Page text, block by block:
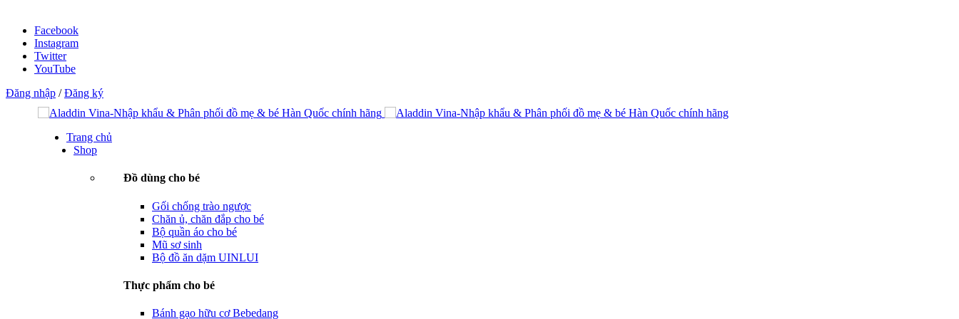
Facebook
Instagram
Twitter
YouTube
Đăng nhập /Đăng ký
Trang chủ
Shop
Đồ dùng cho bé
Gối chống trào ngược
Chăn ủ, chăn đắp cho bé
Bộ quần áo cho bé
Mũ sơ sinh
Bộ đồ ăn dặm UINLUI
Thực phẩm cho bé
Bánh gạo hữu cơ Bebedang